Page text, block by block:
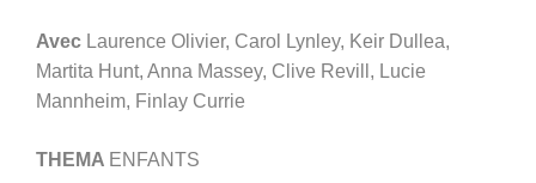
Avec Laurence Olivier, Carol Lynley, Keir Dullea,
Martita Hunt, Anna Massey, Clive Revill, Lucie
Mannheim, Finlay Currie
THEMA ENFANTS